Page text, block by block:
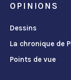
OPINIONS
Dessins
La chronique de
Points de vue